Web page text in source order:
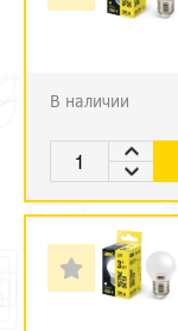
В наличии